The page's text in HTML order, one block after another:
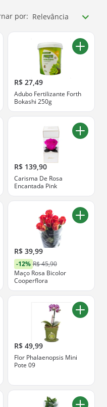
por: Relevância
R$ 27,49
Adubo Fertilizante Forth
Bokashi 250g
R$ 139,90
Carisma De Rosa
Encantada Pink
R$ 39,99
-12% R$ 45,90
Maço Rosa Bicolor
Cooperflora
R$ 49,99
Flor Phalaenopsis Mini
Pote 09